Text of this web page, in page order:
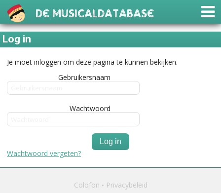
De Musicaldatabase
Log in
Je moet inloggen om deze pagina te kunnen bekijken.
Gebruikersnaam
Wachtwoord
Log in
Wachtwoord vergeten?
Colofon Privacybeleid